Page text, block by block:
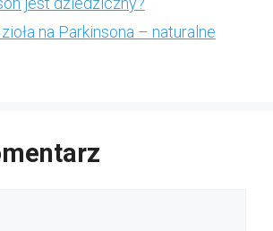
na Parkinsona – naturalne